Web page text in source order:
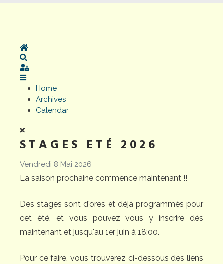
Home
Sign In
Home
Archives
Calendar
STAGES ETÉ 2026
Vendredi 8 Mai 2026
La saison prochaine commence maintenant !!
Des stages sont d'ores et déjà programmés pour
cet été, et vous pouvez vous y inscrire dès
maintenant et jusqu'au 1er juin à 18:00.
Pour ce faire, vous trouverez ci-dessous des liens